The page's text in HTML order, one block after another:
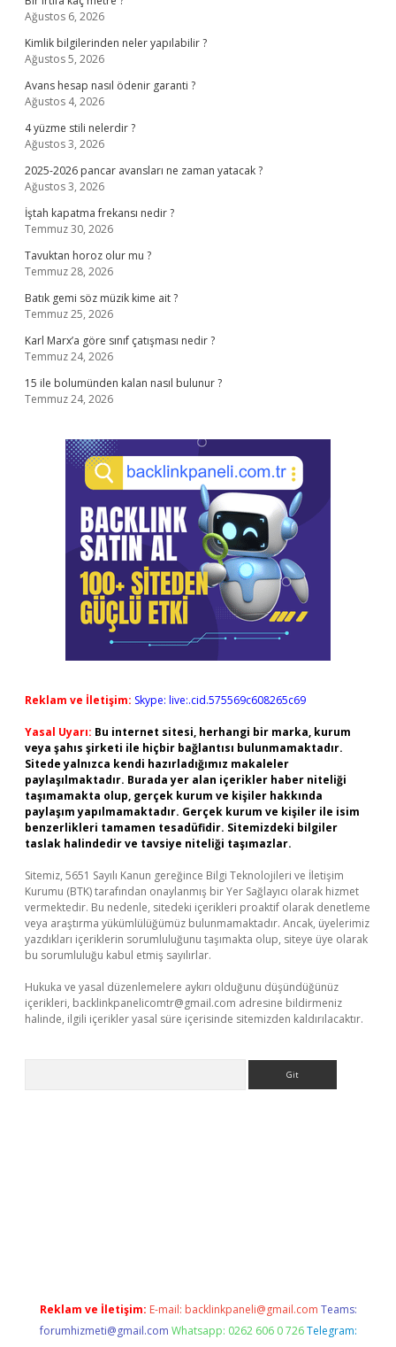
Ağustos 6, 2026
Kimlik bilgilerinden neler yapılabilir ?
Ağustos 5, 2026
Avans hesap nasıl ödenir garanti ?
Ağustos 4, 2026
4 yüzme stili nelerdir ?
Ağustos 3, 2026
2025-2026 pancar avansları ne zaman yatacak ?
Ağustos 3, 2026
İştah kapatma frekansı nedir ?
Temmuz 30, 2026
Tavuktan horoz olur mu ?
Temmuz 28, 2026
Batık gemi söz müzik kime ait ?
Temmuz 25, 2026
Karl Marx’a göre sınıf çatışması nedir ?
Temmuz 24, 2026
15 ile bolumünden kalan nasıl bulunur ?
Temmuz 24, 2026
Reklam ve İletişim: Skype: live:.cid.575569c608265c69
Yasal Uyarı: Bu internet sitesi, herhangi bir marka, kurum
veya şahıs şirketi ile hiçbir bağlantısı bulunmamaktadır.
Sitede yalnızca kendi hazırladığımız makaleler
paylaşılmaktadır. Burada yer alan içerikler haber niteliği
taşımamakta olup, gerçek kurum ve kişiler hakkında
paylaşım yapılmamaktadır. Gerçek kurum ve kişiler ile isim
benzerlikleri tamamen tesadüfidir. Sitemizdeki bilgiler
taslak halindedir ve tavsiye niteliği taşımazlar.
Sitemiz, 5651 Sayılı Kanun gereğince Bilgi Teknolojileri ve İletişim
Kurumu (BTK) tarafından onaylanmış bir Yer Sağlayıcı olarak hizmet
vermektedir. Bu nedenle, sitedeki içerikleri proaktif olarak denetleme
veya araştırma yükümlülüğümüz bulunmamaktadır. Ancak, üyelerimiz
yazdıkları içeriklerin sorumluluğunu taşımakta olup, siteye üye olarak
bu sorumluluğu kabul etmiş sayılırlar.
Hukuka ve yasal düzenlemelere aykırı olduğunu düşündüğünüz
içerikleri, backlinkpanelicomtr@gmail.com adresine bildirmeniz
halinde, ilgili içerikler yasal süre içerisinde sitemizden kaldırılacaktır.
Reklam ve İletişim: E-mail: backlinkpaneli@gmail.com Teams:
forumhizmeti@gmail.com Whatsapp: 0262 606 0 726 Telegram: